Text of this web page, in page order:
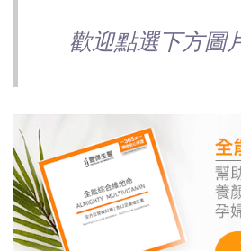
歡迎點選下方圖